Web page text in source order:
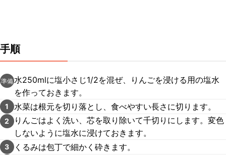
手順
準備水250mlに塩小さじ1/2を混ぜ、りんごを浸ける用の塩水
を作っておきます。
1 水菜は根元を切り落とし、食べやすい長さに切ります。
2
りんごはよく洗い、芯を取り除いて千切りにします。変色
しないように塩水に浸けておきます。
3 くるみは包丁で細かく砕きます。